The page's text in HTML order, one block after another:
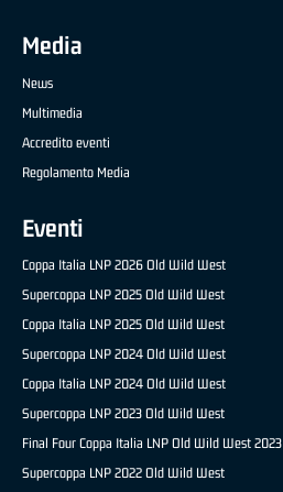
Media
News
Multimedia
Accredito eventi
Regolamento Media
Eventi
Coppa Italia LNP 2026 Old Wild West
Supercoppa LNP 2025 Old Wild West
Coppa Italia LNP 2025 Old Wild West
Supercoppa LNP 2024 Old Wild West
Coppa Italia LNP 2024 Old Wild West
Supercoppa LNP 2023 Old Wild West
Final Four Coppa Italia LNP Old Wild West 2023
Supercoppa LNP 2022 Old Wild West